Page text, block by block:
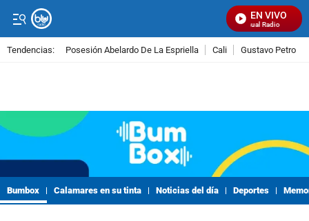
EN VIVO
Señal Visual Radio
Tendencias: Posesión Abelardo De La Espriella Cali Gustavo Petro
Bumbox Calamares en su tinta Noticias del día Deportes